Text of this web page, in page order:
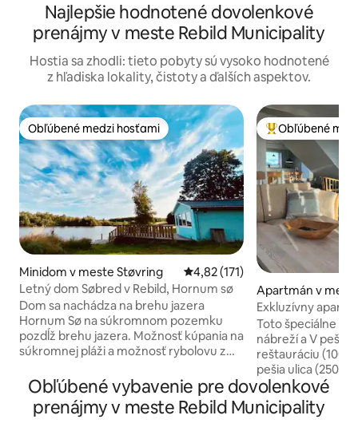
Najlepšie hodnotené dovolenkové
prenájmy v meste Rebild Municipality
Hostia sa zhodli: tieto pobyty sú vysoko hodnotené
z hľadiska lokality, čistoty a ďalších aspektov.
Obľúbené medzi hosťami
Obľúbené medzi hosťami
Minidom v meste Støvring Priemerné ohodnotenie 4,82 z
4,82 (171)
Letný dom Søbred v Rebild, Hornum sø
Dom sa nachádza na brehu jazera
Hornum Sø na súkromnom pozemku
pozdĺž brehu jazera. Možnosť kúpania na
súkromnej pláži a možnosť rybolovu z
táborák. K dispozícii je kúpeľňa s
toaletou a umývadlom a sprchovanie
prebieha pod vonkajšou sprchou.
Najobľúbenejšie
Obľúbené
Apartmán v
Exkluzívny
Toto špeciálne
nábreží a V pešej
reštauráciu (100
pešia ulica (250
inteligentnými
Bývanie je
kuchyňou/
Obľúbené vybavenie pre dovolenkové
prenájmy v meste Rebild Municipality